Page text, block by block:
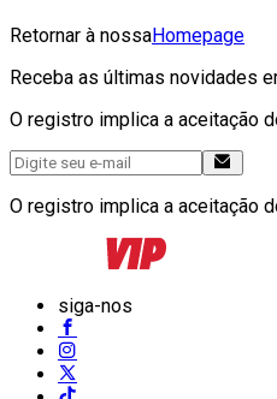
Retornar à nossaHomepage
Receba as últimas novidades
O registro implica a aceitação
O registro implica a aceitação
siga-nos